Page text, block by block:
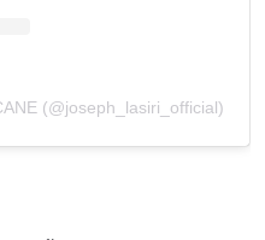
(@joseph_lasiri_official)